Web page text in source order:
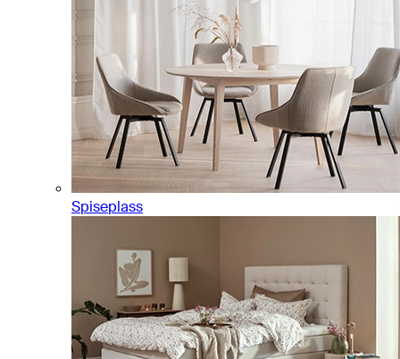
Spiseplass